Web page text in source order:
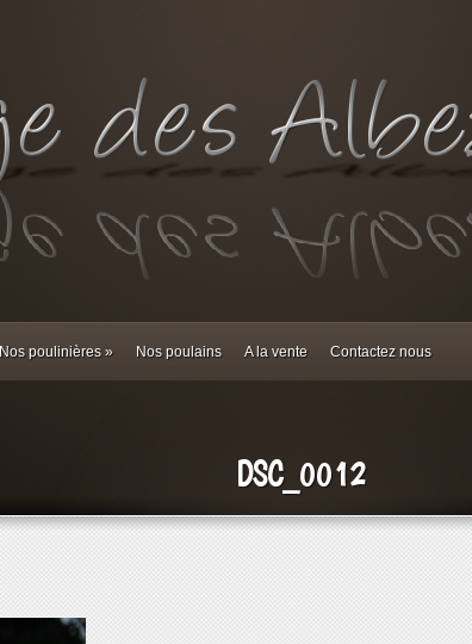
Nos poulinières» Nos poulains A la vente Contactez nous
DSC_0012